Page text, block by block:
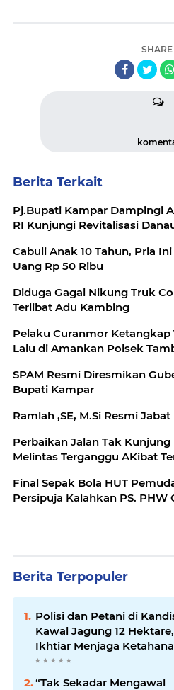
SHARE
Berita Terkait
Pj.Bupati Kampar Dampingi
RI Kunjungi Revitalisasi
Cabuli Anak 10 Tahun, Pria
Uang Rp 50 Ribu
Diduga Gagal Nikung Truk
Terlibat Adu Kambing
Pelaku Curanmor Ketangkap
Lalu di Amankan Polsek
SPAM Resmi Diresmikan Gubernur Riau, Ini Kata Pj
Bupati Kampar
Ramlah ,SE, M.Si Resmi
Perbaikan Jalan Tak Kunjung
Melintas Terganggu AKibat
Final Sepak Bola HUT
Persipuja Kalahkan PS. PHW
Berita Terpopuler
Polisi dan Petani di
Kawal Jagung 12 Hektare,
Ikhtiar Menjaga
Pangan
“Tak Sekadar Mengawal